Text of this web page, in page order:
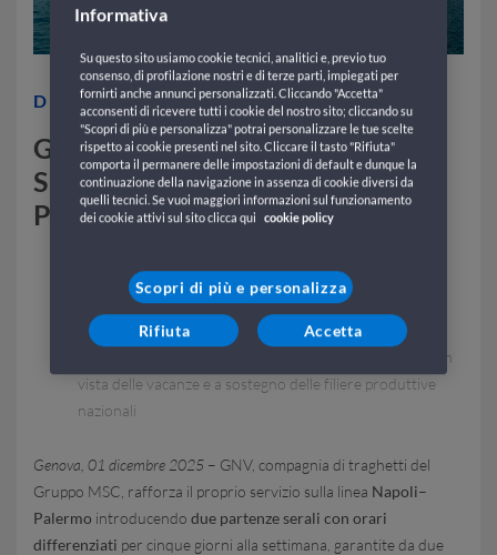
DICEMBRE 02, 2025
GNV RAFFORZA IL SERVIZIO
SULLA LINEA NAPOLI -
PALERMO
potenziare uno dei collegamenti più strategici del
Mediterraneo
E assicura collegamenti territoriali ancora più efficienti in
vista delle vacanze e a sostegno delle filiere produttive
nazionali
Genova, 01 dicembre 2025 – GNV, compagnia di traghetti del
Gruppo MSC, rafforza il proprio servizio sulla linea Napoli–
Palermo introducendo due partenze serali con orari
differenziati per cinque giorni alla settimana, garantite da due
Informativa
Su questo sito usiamo cookie tecnici, analitici e, previo tuo
consenso, di profilazione nostri e di terze parti, impiegati per
fornirti anche annunci personalizzati. Cliccando "Accetta"
acconsenti di ricevere tutti i cookie del nostro sito; cliccando su
"Scopri di più e personalizza" potrai personalizzare le tue scelte
rispetto ai cookie presenti nel sito. Cliccare il tasto "Rifiuta"
comporta il permanere delle impostazioni di default e dunque la
continuazione della navigazione in assenza di cookie diversi da
quelli tecnici. Se vuoi maggiori informazioni sul funzionamento
dei cookie attivi sul sito clicca qui
cookie policy
Scopri di più e personalizza
Rifiuta Accetta